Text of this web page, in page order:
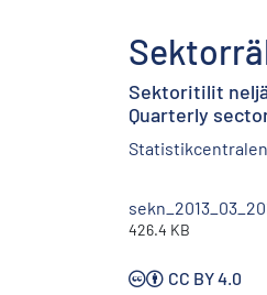
Sektoritilit
Quarterly
Statistikcentralen
426.4 KB
CC BY 4.0